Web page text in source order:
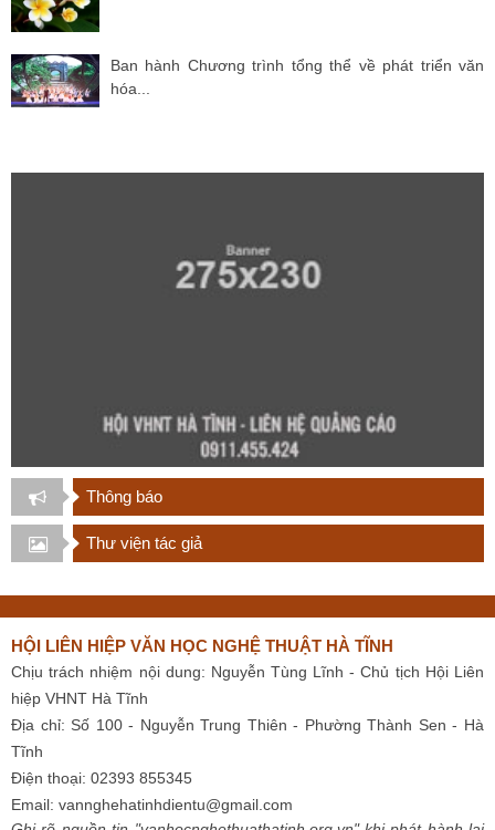
Ban hành Chương trình tổng thể về phát triển văn
hóa...
Thông báo
Thư viện tác giả
HỘI LIÊN HIỆP VĂN HỌC NGHỆ THUẬT HÀ TĨNH
Chịu trách nhiệm nội dung: Nguyễn Tùng Lĩnh - Chủ tịch Hội Liên
hiệp VHNT Hà Tĩnh
Địa chỉ: Số 100 - Nguyễn Trung Thiên - Phường Thành Sen - Hà
Tĩnh
Điện thoại: 02393 855345
Email: vannghehatinhdientu@gmail.com